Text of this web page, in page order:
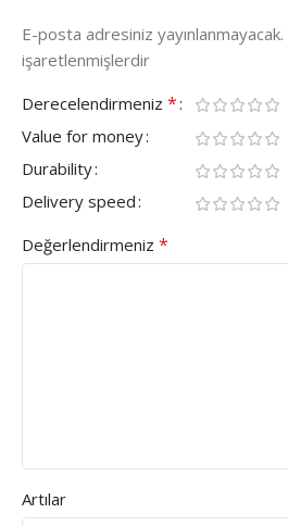
E-posta adresiniz yayınlanmayacak.
işaretlenmişlerdir
Derecelendirmeniz *
Value for money
Durability
Delivery speed
Değerlendirmeniz *
Artılar